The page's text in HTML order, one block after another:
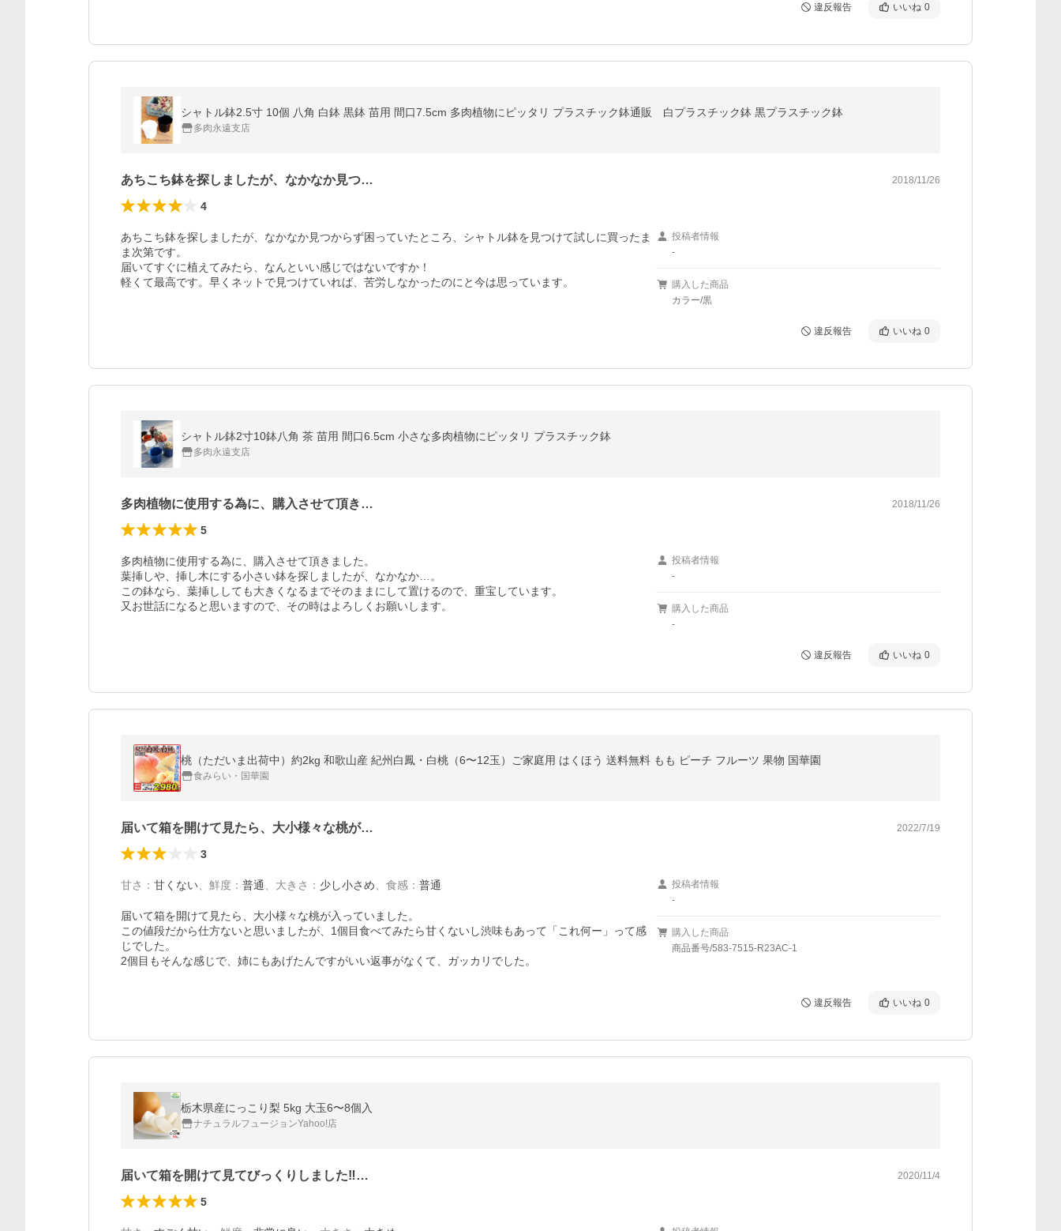
違反報告 いいね 0
シャトル鉢2.5寸 10個 八角 白鉢 黒鉢 苗用 間口7.5cm 多肉植物にピッタリ プラスチック鉢通販 白プラスチック鉢 黒プラスチック鉢
多肉永遠支店
あちこち鉢を探しましたが、なかなか見つ… 2018/11/26
4
あちこち鉢を探しましたが、なかなか見つからず困っていたところ、シャトル鉢を見つけて試しに買ったま
ま次第です。
届いてすぐに植えてみたら、なんといい感じではないですか！
軽くて最高です。早くネットで見つけていれば、苦労しなかったのにと今は思っています。
投稿者情報
-
購入した商品
カラー/黒
違反報告 いいね 0
シャトル鉢2寸10鉢八角 茶 苗用 間口6.5cm 小さな多肉植物にピッタリ プラスチック鉢
多肉永遠支店
多肉植物に使用する為に、購入させて頂き… 2018/11/26
5
多肉植物に使用する為に、購入させて頂きました。
葉挿しや、挿し木にする小さい鉢を探しましたが、なかなか…。
この鉢なら、葉挿ししても大きくなるまでそのままにして置けるので、重宝しています。
又お世話になると思いますので、その時はよろしくお願いします。
投稿者情報
-
購入した商品
-
違反報告 いいね 0
桃（ただいま出荷中）約2kg 和歌山産 紀州白鳳・白桃（6〜12玉）ご家庭用 はくほう 送料無料 もも ピーチ フルーツ 果物 国華園
食みらい・国華園
届いて箱を開けて見たら、大小様々な桃が… 2022/7/19
3
甘さ ： 甘くない 鮮度 ： 普通 大きさ ： 少し小さめ 食感 ： 普通
届いて箱を開けて見たら、大小様々な桃が入っていました。
この値段だから仕方ないと思いましたが、1個目食べてみたら甘くないし渋味もあって「これ何ー」って感
じでした。
2個目もそんな感じで、姉にもあげたんですがいい返事がなくて、ガッカリでした。
投稿者情報
-
購入した商品
商品番号/583-7515-R23AC-1
違反報告 いいね 0
栃木県産にっこり梨 5kg 大玉6〜8個入
ナチュラルフュージョンYahoo!店
届いて箱を開けて見てびっくりしました‼… 2020/11/4
5